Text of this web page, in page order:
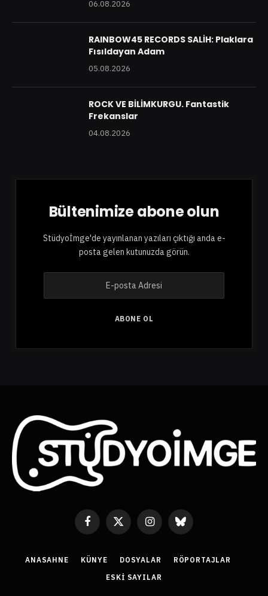
06.08.2026
RAINBOW45 RECORDS SALİH: Plaklara
Fısıldayan Adam
05.08.2026
ROCK VE BİLİMKURGU. Fantastik
Frekanslar
04.08.2026
Bültenimize abone olun
Stüdyoİmge'de yayınlanan yazıları çıktığı anda e-
posta gelen kutunuzda görün.
s
ABONE OL
Facebook
X
InstagramBluesky
ANASAHNE KÜNYE DOSYALAR
RÖPORTAJLAR
ESKI SAYILAR